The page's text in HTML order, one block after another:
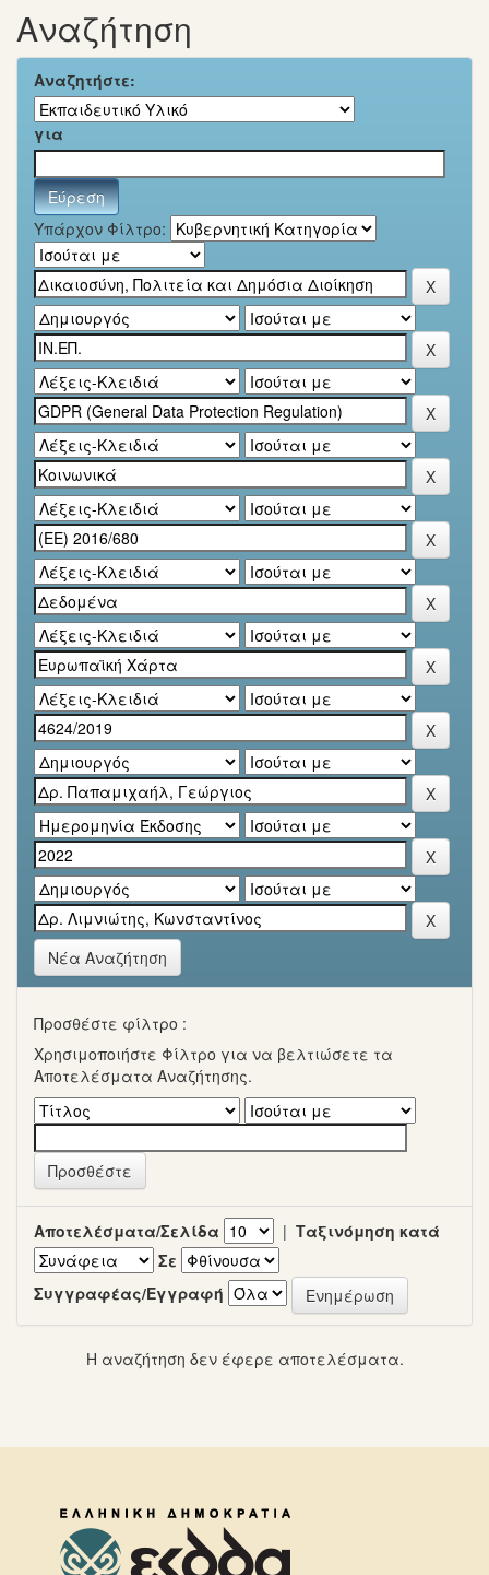
Αναζήτηση
Αναζητήστε:
για
Υπάρχον Φίλτρο:
Νέα Αναζήτηση
Προσθέστε φίλτρο :
Χρησιμοποιήστε Φίλτρο για να βελτιώσετε τα
Αποτελέσματα Αναζήτησης.
Αποτελέσματα/Σελίδα | Ταξινόμηση κατά
Σε
Συγγραφέας/Εγγραφή
Η αναζήτηση δεν έφερε αποτελέσματα.